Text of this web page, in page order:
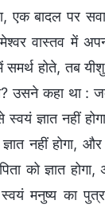
एक बादल पर
वास्तव में
होते, तब यीशु
उसने कहा था :
ज्ञात नहीं
नहीं होगा,
को ज्ञात होगा,
स्वयं मनुष्य का